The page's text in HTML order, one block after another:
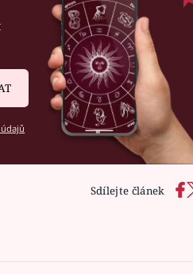
Sdílejte článek